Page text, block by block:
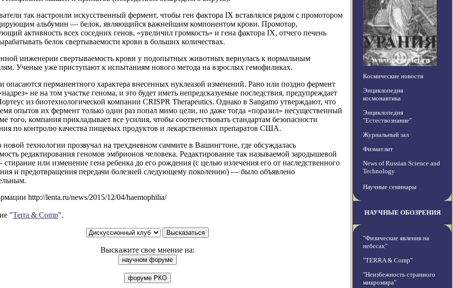
так настроили искусственный фермент, чтобы ген фактора IX вставлялся рядом с промотором
альбумин — белок, являющийся важнейшим компонентом крови. Промотор,
активность всех соседних генов, «увеличил громкость» и гена фактора IX, отчего печень
белок свертываемости крови в больших количествах.
инженерии свертываемость крови у подопытных животных вернулась к нормальным
Ученые уже приступают к испытаниям нового метода на взрослых гемофиликах.
опасаются перманентного характера внесенных нуклеазой изменений. Рано или поздно фермент
не на том участке генома, и это будет иметь непредсказуемые последствия, предупреждает
из биотехнологической компании CRISPR Therapeutics. Однако в Sangamo утверждают, что
опытов их фермент только один раз попал мимо цели, но даже тогда «поразил» несущественный
того, компания прикладывает все усилия, чтобы соответствовать стандартам безопасности
по контролю качества пищевых продуктов и лекарственных препаратов США.
новой технологии прозвучал на трехдневном саммите в Вашингтоне, где обсуждалась
редактирования геномов эмбрионов человека. Редактирование так называемой зародышевой
или изменение гена ребенка до его рождения (с целью излечения его от наследственного
и предотвращения передачи болезней следующему поколению) — было объявлено
http://lenta.ru/news/2015/12/04/haemophilia/
"Terra & Comp".
Выскажите свое мнение на:
Космические новости
Энциклопедия
космонавтика
Энциклопедия
"Естествознание"
Журнальный зал
Физматлит
News of Russian Science and
Technology
Научные семинары
НАУЧНЫЕ ОБОЗРЕНИЯ
"Физические явления на
небесах"
"TERRA & Comp"
"Неизбежность странного
микромира"